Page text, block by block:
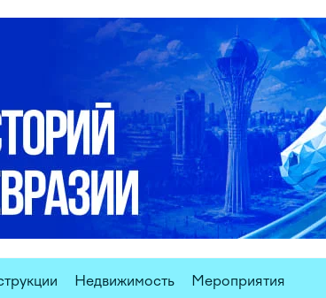
Недвижимость Мероприятия